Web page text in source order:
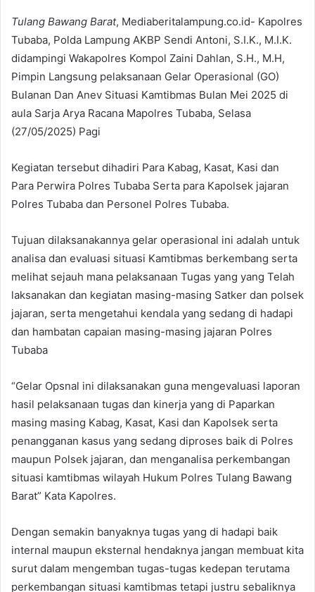
Tulang Bawang Barat, Mediaberitalampung.co.id- Kapolres
Tubaba, Polda Lampung AKBP Sendi Antoni, S.I.K., M.I.K.
didampingi Wakapolres Kompol Zaini Dahlan, S.H., M.H,
Pimpin Langsung pelaksanaan Gelar Operasional (GO)
Bulanan Dan Anev Situasi Kamtibmas Bulan Mei 2025 di
aula Sarja Arya Racana Mapolres Tubaba, Selasa
(27/05/2025) Pagi
Kegiatan tersebut dihadiri Para Kabag, Kasat, Kasi dan
Para Perwira Polres Tubaba Serta para Kapolsek jajaran
Polres Tubaba dan Personel Polres Tubaba.
Tujuan dilaksanakannya gelar operasional ini adalah untuk
analisa dan evaluasi situasi Kamtibmas berkembang serta
melihat sejauh mana pelaksanaan Tugas yang yang Telah
laksanakan dan kegiatan masing-masing Satker dan polsek
jajaran, serta mengetahui kendala yang sedang di hadapi
dan hambatan capaian masing-masing jajaran Polres
Tubaba
“Gelar Opsnal ini dilaksanakan guna mengevaluasi laporan
hasil pelaksanaan tugas dan kinerja yang di Paparkan
masing masing Kabag, Kasat, Kasi dan Kapolsek serta
penangganan kasus yang sedang diproses baik di Polres
maupun Polsek jajaran, dan menganalisa perkembangan
situasi kamtibmas wilayah Hukum Polres Tulang Bawang
Barat” Kata Kapolres.
Dengan semakin banyaknya tugas yang di hadapi baik
internal maupun eksternal hendaknya jangan membuat kita
surut dalam mengemban tugas-tugas kedepan terutama
perkembangan situasi kamtibmas tetapi justru sebaliknya